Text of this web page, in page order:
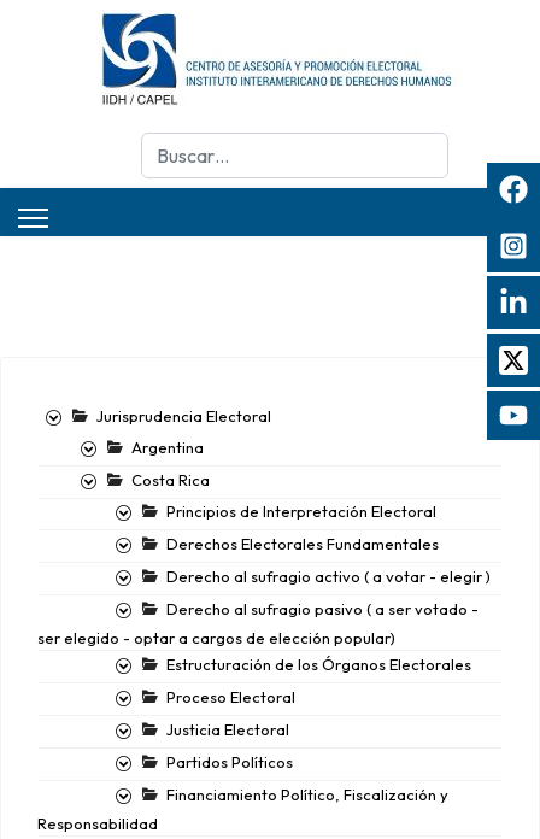
Buscar
Jurisprudencia Electoral
Argentina
Costa Rica
Principios de Interpretación Electoral
Derechos Electorales Fundamentales
Derecho al sufragio activo ( a votar - elegir )
Derecho al sufragio pasivo ( a ser votado -
ser elegido - optar a cargos de elección popular)
Estructuración de los Órganos Electorales
Proceso Electoral
Justicia Electoral
Partidos Políticos
Financiamiento Político, Fiscalización y
Responsabilidad